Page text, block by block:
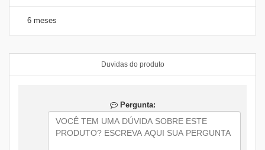
6 meses
Duvidas do produto
Pergunta: